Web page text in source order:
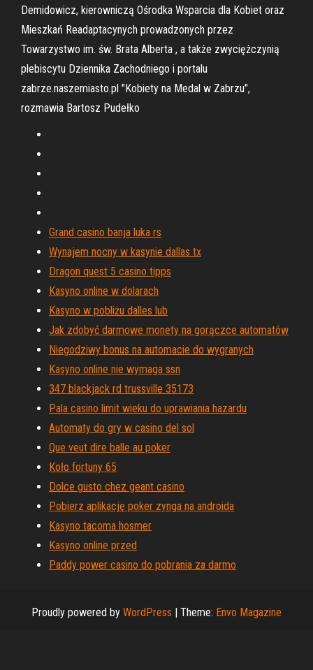
Demidowicz, kierowniczą Ośrodka Wsparcia dla Kobiet oraz
Mieszkań Readaptacynych prowadzonych przez
Towarzystwo im. św. Brata Alberta , a także zwyciężczynią
plebiscytu Dziennika Zachodniego i portalu
zabrze.naszemiasto.pl "Kobiety na Medal w Zabrzu",
rozmawia Bartosz Pudełko
Grand casino banja luka rs
Wynajem nocny w kasynie dallas tx
Dragon quest 5 casino tipps
Kasyno online w dolarach
Kasyno w pobliżu dalles lub
Jak zdobyć darmowe monety na gorączce automatów
Niegodziwy bonus na automacie do wygranych
Kasyno online nie wymaga ssn
347 blackjack rd trussville 35173
Pala casino limit wieku do uprawiania hazardu
Automaty do gry w casino del sol
Que veut dire balle au poker
Koło fortuny 65
Dolce gusto chez geant casino
Pobierz aplikację poker zynga na androida
Kasyno tacoma hosmer
Kasyno online przed
Paddy power casino do pobrania za darmo
Proudly powered by WordPress | Theme: Envo Magazine